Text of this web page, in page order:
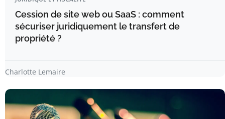
Cession de site web ou SaaS : comment
sécuriser juridiquement le transfert de
propriété ?
Charlotte Lemaire